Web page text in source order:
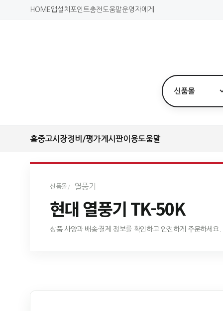
HOME 앱설치 포인트충전도움말운영자에게
홈중고시장정비/평가게시판이용도움말
신품몰 열풍기
현대 열풍기 TK-50K
상품 사양과 배송·결제 정보를 확인하고 안전하게 주문하세요.